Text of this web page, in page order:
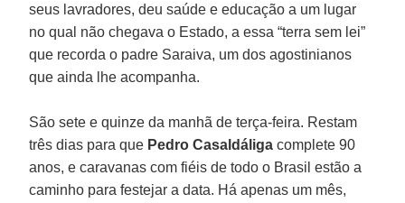
seus lavradores, deu saúde e educação a um lugar
no qual não chegava o Estado, a essa “terra sem lei”
que recorda o padre Saraiva, um dos agostinianos
que ainda lhe acompanha.
São sete e quinze da manhã de terça-feira. Restam
três dias para que Pedro Casaldáliga complete 90
anos, e caravanas com fiéis de todo o Brasil estão a
caminho para festejar a data. Há apenas um mês,